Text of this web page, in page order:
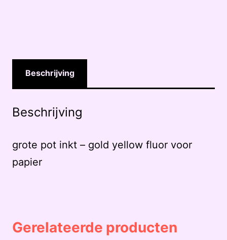
Beschrijving
Beschrijving
grote pot inkt – gold yellow fluor voor
papier
Gerelateerde producten